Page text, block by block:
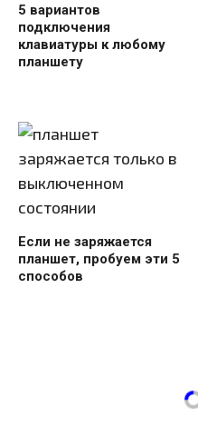
5 вариантов
подключения
клавиатуры к любому
планшету
Если не заряжается
планшет, пробуем эти 5
способов